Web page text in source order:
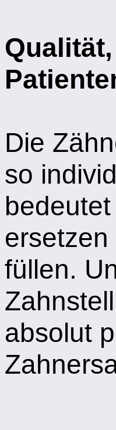
Die
so
füllen.
absolut